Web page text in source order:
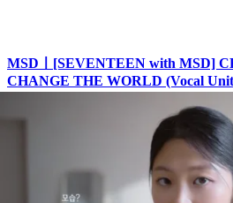
MSDㅣ[SEVENTEEN with MSD]
CHANGE THE WORLD (Vocal
인사돌 플러스ㅣ잇몸은 평생 현역